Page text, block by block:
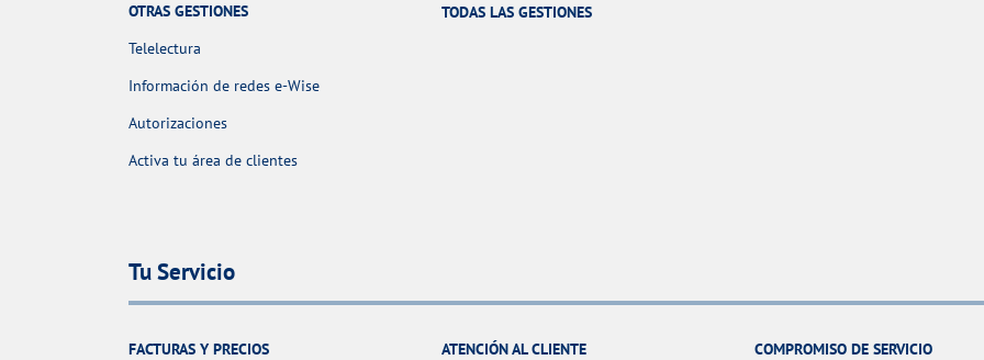
OTRAS GESTIONES
Telelectura
Información de redes e-Wise
Autorizaciones
Activa tu área de clientes
TODAS LAS GESTIONES
Tu Servicio
FACTURAS Y PRECIOS
ATENCIÓN AL CLIENTE
COMPROMISO DE SERVICIO